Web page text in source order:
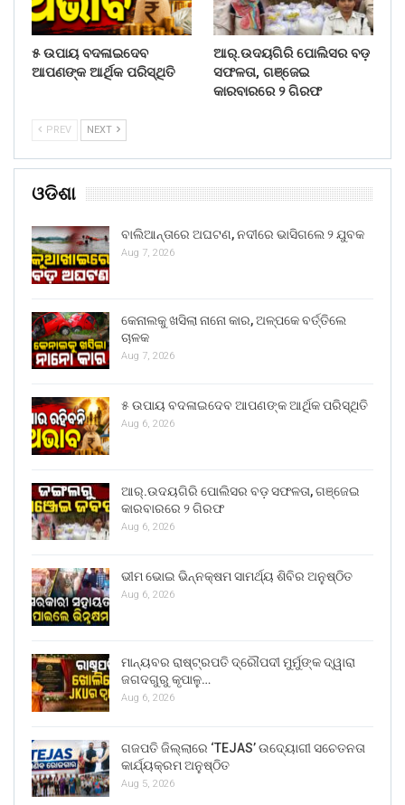
୫ ଉପାୟ ବଦଳାଇଦେବ
ଆପଣଙ୍କ ଆର୍ଥିକ ପରିସ୍ଥିତି
ଆର୍.ଉଦୟଗିରି ପୋଲିସର ବଡ଼
ସଫଳତା, ଗଞ୍ଜେଇ
କାରବାରରେ ୨ ଗିରଫ
PREV NEXT
ଓଡିଶା
ବାଲିଆନ୍ତାରେ ଅଘଟଣ, ନଦୀରେ ଭାସିଗଲେ ୨ ଯୁବକ
Aug 7, 2026
କେନାଲକୁ ଖସିଲା ନାନୋ କାର, ଅଳ୍ପକେ ବର୍ତ୍ତିଲେ
ଚାଳକ
Aug 7, 2026
୫ ଉପାୟ ବଦଳାଇଦେବ ଆପଣଙ୍କ ଆର୍ଥିକ ପରିସ୍ଥିତି
Aug 6, 2026
ଆର୍.ଉଦୟଗିରି ପୋଲିସର ବଡ଼ ସଫଳତା, ଗଞ୍ଜେଇ
କାରବାରରେ ୨ ଗିରଫ
Aug 6, 2026
ଭୀମ ଭୋଇ ଭିନ୍ନକ୍ଷମ ସାମର୍ଥ୍ୟ ଶିବିର ଅନୁଷ୍ଠିତ
Aug 6, 2026
ମାନ୍ୟବର ରାଷ୍ଟ୍ରପତି ଦ୍ରୌପଦୀ ମୁର୍ମୁଙ୍କ ଦ୍ୱାରା
ଜଗଦଗୁରୁ କୃପାଳୁ…
Aug 6, 2026
ଗଜପତି ଜିଲ୍ଲାରେ ‘TEJAS’ ଉଦ୍ୟୋଗୀ ସଚେତନତା
କାର୍ଯ୍ୟକ୍ରମ ଅନୁଷ୍ଠିତ
Aug 5, 2026